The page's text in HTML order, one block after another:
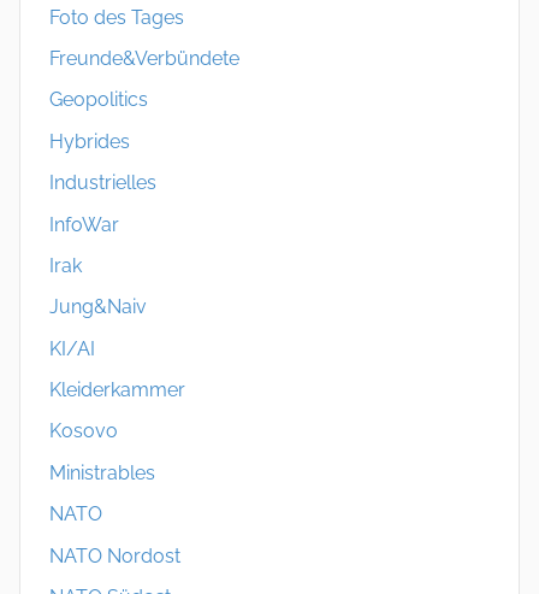
Foto des Tages
Freunde&Verbündete
Geopolitics
Hybrides
Industrielles
InfoWar
Irak
Jung&Naiv
KI/AI
Kleiderkammer
Kosovo
Ministrables
NATO
NATO Nordost